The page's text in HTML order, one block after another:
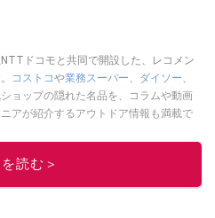
ドコモと共同で開設した、レコメン
コストコや業務スーパー、 ダイソー、
ョップの隠れた名品を、コラムや動画
アが紹介するアウトドア情報も満載で
報をお届けしているので、ぜひ
読む＞